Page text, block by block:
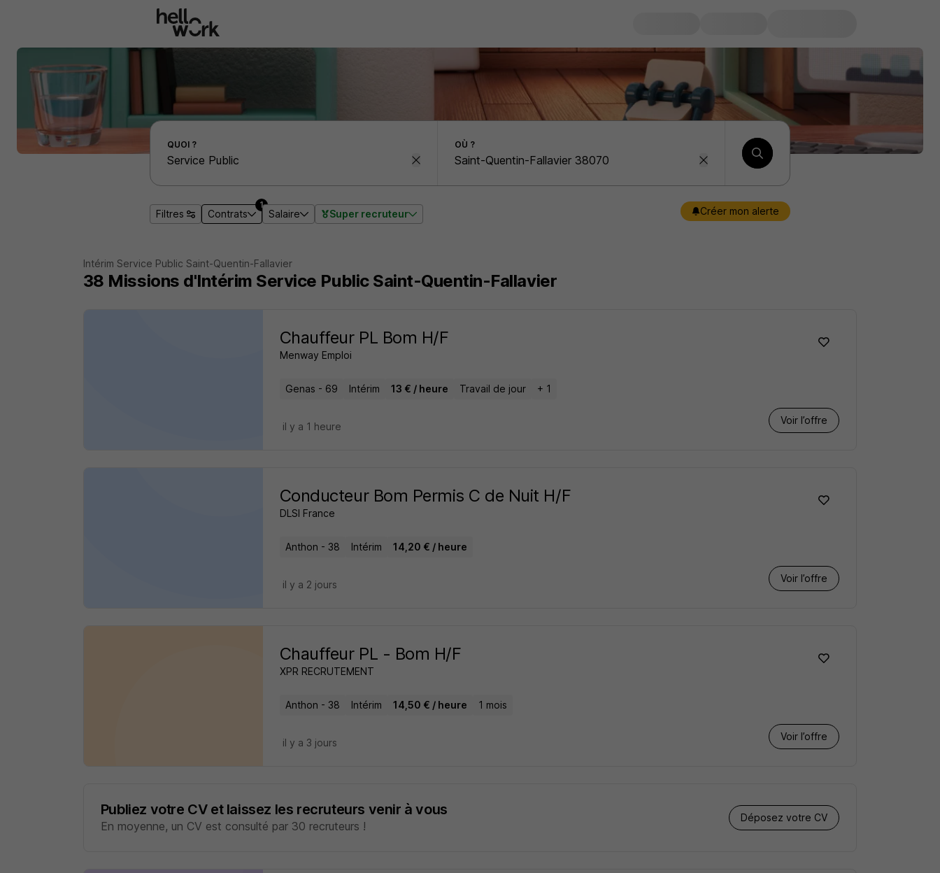
Effectuer une recherche d'emploi par localité
QUOI ? OÙ ?
Filtres Contrats
1
Salaire Super recruteur Créer mon alerte
Intérim Service Public Saint-Quentin-Fallavier
38 Missions d'Intérim Service Public Saint-Quentin-Fallavier
Chauffeur PL Bom H/F
Menway Emploi
Genas - 69 Intérim 13 € / heure Travail de jour + 1
Voir l’offre
il y a 1 heure
Conducteur Bom Permis C de Nuit H/F
DLSI France
Anthon - 38 Intérim 14,20 € / heure
Voir l’offre
il y a 2 jours
Chauffeur PL - Bom H/F
XPR RECRUTEMENT
Anthon - 38 Intérim 14,50 € / heure 1 mois
Voir l’offre
il y a 3 jours
Publiez votre CV et laissez les recruteurs venir à vous
En moyenne, un CV est consulté par 30 recruteurs !
Déposez votre CV